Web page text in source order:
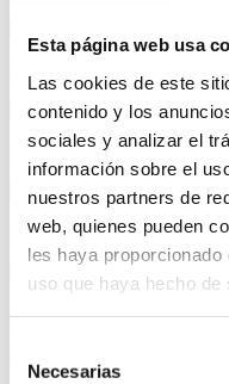
Esta página web usa
Las cookies de este
contenido y los
sociales y analizar el
información sobre el
nuestros partners de
web, quienes pueden
les haya
uso que haya hecho de
Necesarias
utillaje
publicaciones
reactivos